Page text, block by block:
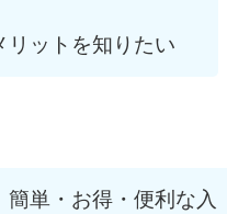
リットを知りたい
単・お得・便利な入